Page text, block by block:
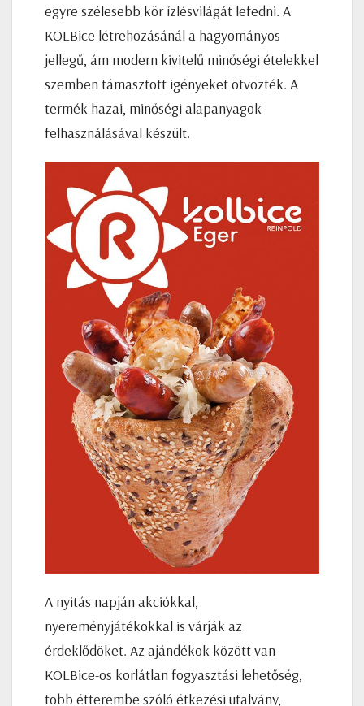
egyre szélesebb kör ízlésvilágát lefedni. A
KOLBice létrehozásánál a hagyományos
jellegű, ám modern kivitelű minőségi ételekkel
szemben támasztott igényeket ötvözték. A
termék hazai, minőségi alapanyagok
felhasználásával készült.
A nyitás napján akciókkal,
nyereményjátékokkal is várják az
érdeklődöket. Az ajándékok között van
KOLBice-os korlátlan fogyasztási lehetőség,
több étterembe szóló étkezési utalvány,